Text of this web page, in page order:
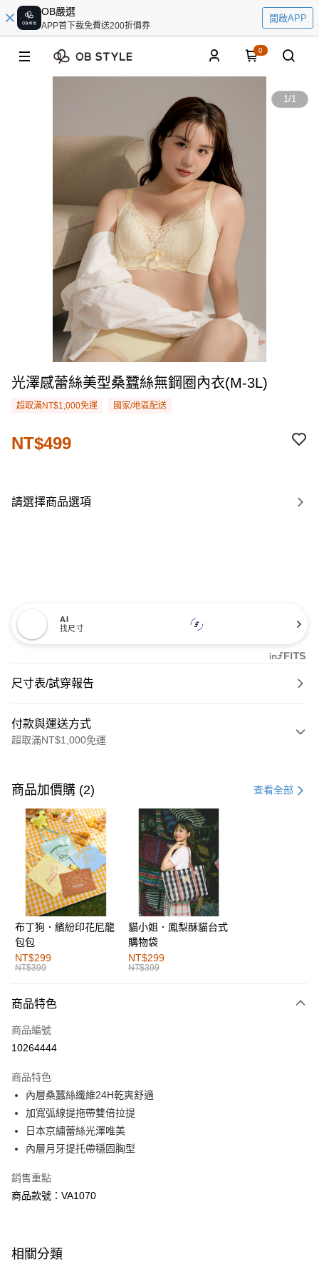
OB嚴選
APP首下載免費送200折價券
開啟APP
0
1/1
光澤感蕾絲美型桑蠶絲無鋼圈內衣(M-3L)
超取滿NT$1,000免運 國家/地區配送
NT$499
請選擇商品選項
AI
找尺寸
尺寸表/試穿報告
付款與運送方式
超取滿NT$1,000免運
信用卡一次付款
購物金
超商取貨付款
LINE Pay
街口支付
運送方式
全家取貨付款
每筆NT$60，滿NT$1,000(含以上)免運費
付款後全家取貨
萊爾富取貨付款
付款後萊爾富取貨
每筆NT$60，滿NT$1,000(含以上)免運費
7-11取貨付款
每筆NT$60，滿NT$1,000(含以上)免運費
付款後7-11取貨
每筆NT$60，滿NT$1,000(含以上)免運費
每筆NT$120，滿NT$1,000(含以上)免運費
商品加價購 (2) 查看全部
布丁狗．繽紛印花尼龍
包包
NT$299
NT$399
貓小姐．鳳梨酥貓台式
購物袋
NT$299
NT$399
商品特色
商品編號
10264444
商品特色
內層桑蠶絲纖維24H乾爽舒適
加寬弧線提拖帶雙倍拉提
日本京繡蕾絲光澤唯美
內層月牙提托帶穩固胸型
銷售重點
商品款號：VA1070
相關分類